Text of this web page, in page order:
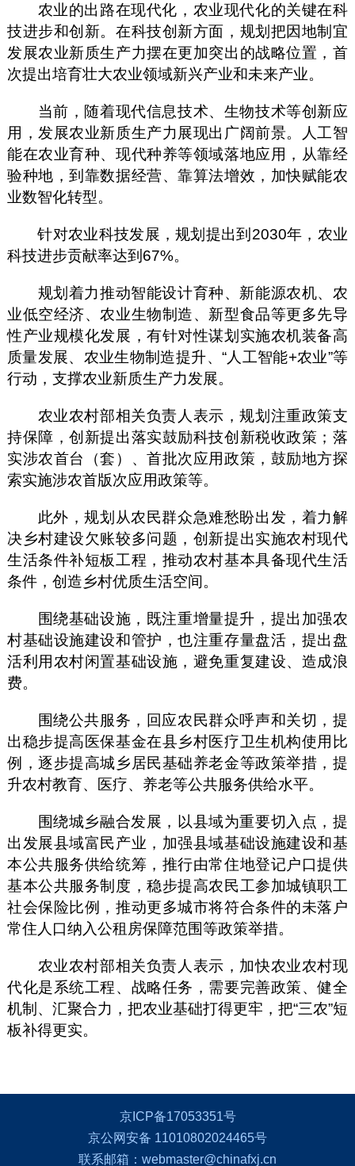
农业的出路在现代化，农业现代化的关键在科
技进步和创新。在科技创新方面，规划把因地制宜
发展农业新质生产力摆在更加突出的战略位置，首
次提出培育壮大农业领域新兴产业和未来产业。
当前，随着现代信息技术、生物技术等创新应
用，发展农业新质生产力展现出广阔前景。人工智
能在农业育种、现代种养等领域落地应用，从靠经
验种地，到靠数据经营、靠算法增效，加快赋能农
业数智化转型。
针对农业科技发展，规划提出到2030年，农业
科技进步贡献率达到67%。
规划着力推动智能设计育种、新能源农机、农
业低空经济、农业生物制造、新型食品等更多先导
性产业规模化发展，有针对性谋划实施农机装备高
质量发展、农业生物制造提升、“人工智能+农业”等
行动，支撑农业新质生产力发展。
农业农村部相关负责人表示，规划注重政策支
持保障，创新提出落实鼓励科技创新税收政策；落
实涉农首台（套）、首批次应用政策，鼓励地方探
索实施涉农首版次应用政策等。
此外，规划从农民群众急难愁盼出发，着力解
决乡村建设欠账较多问题，创新提出实施农村现代
生活条件补短板工程，推动农村基本具备现代生活
条件，创造乡村优质生活空间。
围绕基础设施，既注重增量提升，提出加强农
村基础设施建设和管护，也注重存量盘活，提出盘
活利用农村闲置基础设施，避免重复建设、造成浪
费。
围绕公共服务，回应农民群众呼声和关切，提
出稳步提高医保基金在县乡村医疗卫生机构使用比
例，逐步提高城乡居民基础养老金等政策举措，提
升农村教育、医疗、养老等公共服务供给水平。
围绕城乡融合发展，以县域为重要切入点，提
出发展县域富民产业，加强县域基础设施建设和基
本公共服务供给统筹，推行由常住地登记户口提供
基本公共服务制度，稳步提高农民工参加城镇职工
社会保险比例，推动更多城市将符合条件的未落户
常住人口纳入公租房保障范围等政策举措。
农业农村部相关负责人表示，加快农业农村现
代化是系统工程、战略任务，需要完善政策、健全
机制、汇聚合力，把农业基础打得更牢，把“三农”短
板补得更实。
京ICP备17053351号
京公网安备 11010802024465号
联系邮箱：webmaster@chinafxj.cn